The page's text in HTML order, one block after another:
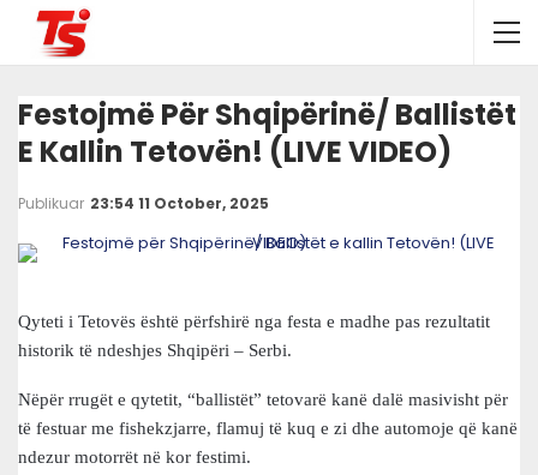
Festojmë Për Shqipërinë/ Ballistët
E Kallin Tetovën! (LIVE VIDEO)
Publikuar 23:54 11 October, 2025
Qyteti i Tetovës është përfshirë nga festa e madhe pas rezultatit
historik të ndeshjes Shqipëri – Serbi.
Nëpër rrugët e qytetit, “ballistët” tetovarë kanë dalë masivisht për
të festuar me fishekzjarre, flamuj të kuq e zi dhe automoje që kanë
ndezur motorrët në kor festimi.